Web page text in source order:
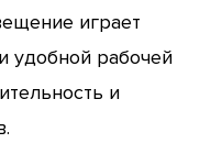
играет
удобной рабочей
и